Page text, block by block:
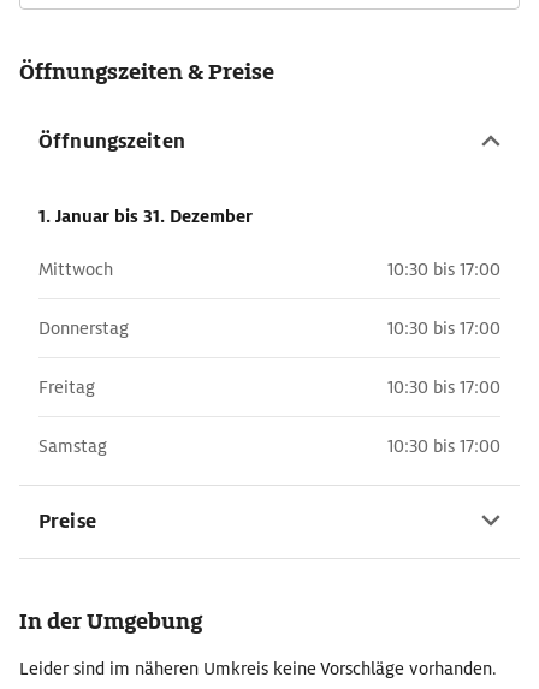
Öffnungszeiten & Preise
Öffnungszeiten
1. Januar bis 31. Dezember
Mittwoch 10:30 bis 17:00
Donnerstag 10:30 bis 17:00
Freitag 10:30 bis 17:00
Samstag 10:30 bis 17:00
Preise
In der Umgebung
Leider sind im näheren Umkreis keine Vorschläge vorhanden.